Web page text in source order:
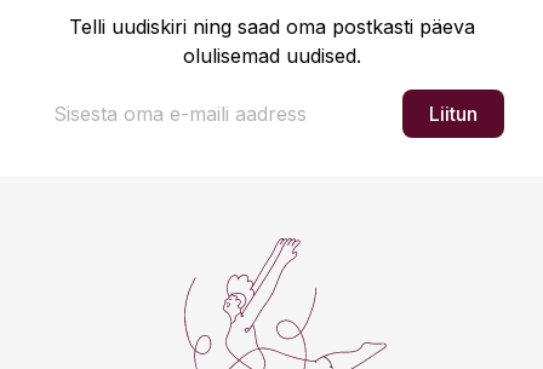
Telli uudiskiri ning saad oma postkasti päeva
olulisemad uudised.
Liitun